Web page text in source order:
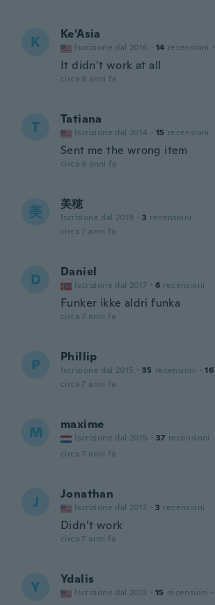
K Ke'Asia
Iscrizione dal 2016 · 14 recensioni ·
It didn’t work at all
circa 6 anni fa
T Tatiana
Iscrizione dal 2014 · 15 recensioni
Sent me the wrong item
circa 6 anni fa
美 美穂
Iscrizione dal 2019 · 3 recensioni
circa 7 anni fa
D Daniel
Iscrizione dal 2017 · 6 recensioni
Funker ikke aldri funka
circa 7 anni fa
P Phillip
Iscrizione dal 2015 · 35 recensioni · 16
circa 7 anni fa
M maxime
Iscrizione dal 2015 · 37 recensioni
circa 7 anni fa
J Jonathan
Iscrizione dal 2017 · 3 recensioni
Didn’t work
circa 7 anni fa
Y Ydalis
Iscrizione dal 2013 · 15 recensioni ·